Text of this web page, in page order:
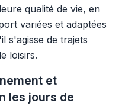
qualité de vie, en
variées et adaptées
s'agisse de trajets
loisirs.
et
les jours de